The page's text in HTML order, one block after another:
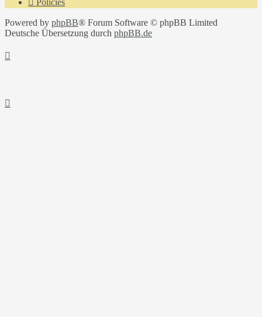
Powered by phpBB® Forum Software © phpBB Limited
Deutsche Übersetzung durch phpBB.de